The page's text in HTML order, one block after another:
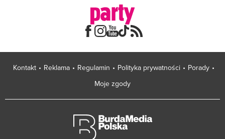
Kontakt Reklama Regulamin Polityka prywatności
Porady
Moje zgody